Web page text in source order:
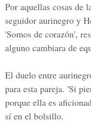
Por aquellas cosas de
seguidor aurinegro y
'Somos de corazón',
alguno cambiara de
El duelo entre
para esta pareja. 'Si
porque ella es
sí en el bolsillo.